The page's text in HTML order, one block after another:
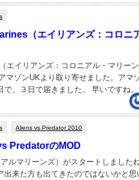
（エイリアンズ：コロニ
エイリアンズ：コロニアル・マリー
マゾンUKより取り寄せました。アマ
、３日で届きました。 早いですね。
Aliens vs Predator 2010
PredatorのMOD
ルマリーンズ）がスタートしました
来た方も出てきたのではないかと思